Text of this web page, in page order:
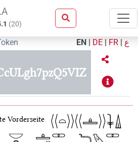
(20)
EN | DE | FR | ع
Vorderseite